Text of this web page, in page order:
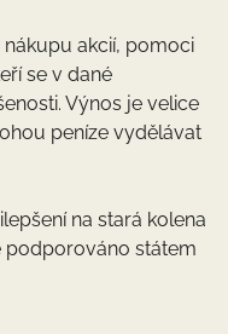
akcií, pomoci
se v dané
Výnos je velice
peníze vydělávat
na stará kolena
podporováno státem